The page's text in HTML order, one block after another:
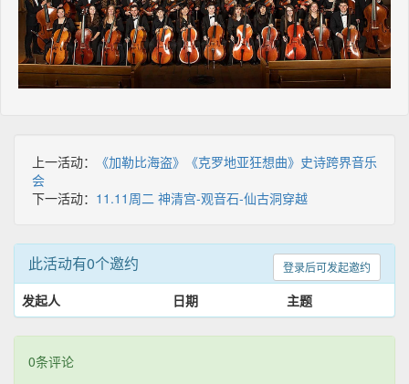
上一活动：
《加勒比海盗》《克罗地亚狂想曲》史诗跨界音乐
会
下一活动： 11.11周二 神清宫-观音石-仙古洞穿越
登录后可发起邀约
此活动有0个邀约
发起人 日期 主题
0条评论